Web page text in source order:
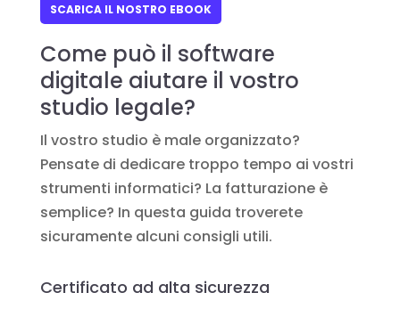
SCARICA IL NOSTRO EBOOK
Come può il software
digitale aiutare il vostro
studio legale?
Il vostro studio è male organizzato?
Pensate di dedicare troppo tempo ai vostri
strumenti informatici? La fatturazione è
semplice? In questa guida troverete
sicuramente alcuni consigli utili.
Certificato ad alta sicurezza